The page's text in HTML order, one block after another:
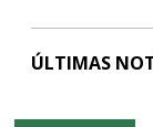
ÚLTIMAS